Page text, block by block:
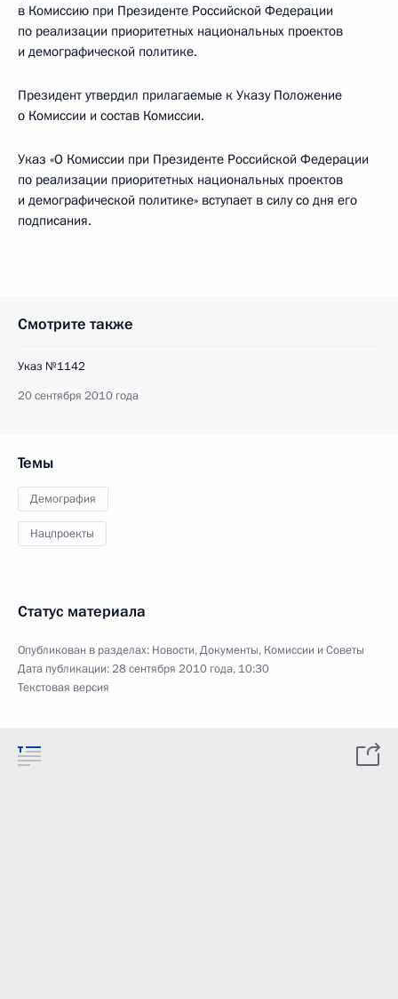
в Комиссию при Президенте Российской Федерации
по реализации приоритетных национальных проектов
и демографической политике.
Президент утвердил прилагаемые к Указу Положение
о Комиссии и состав Комиссии.
Указ «О Комиссии при Президенте Российской Федерации
по реализации приоритетных национальных проектов
и демографической политике» вступает в силу со дня его
подписания.
Смотрите также
Указ №1142
20 сентября 2010 года
Темы
Демография
Нацпроекты
Статус материала
Опубликован в разделах: Новости,Документы, Комиссии и Советы
Дата публикации:28 сентября 2010 года, 10:30
Текстовая версия